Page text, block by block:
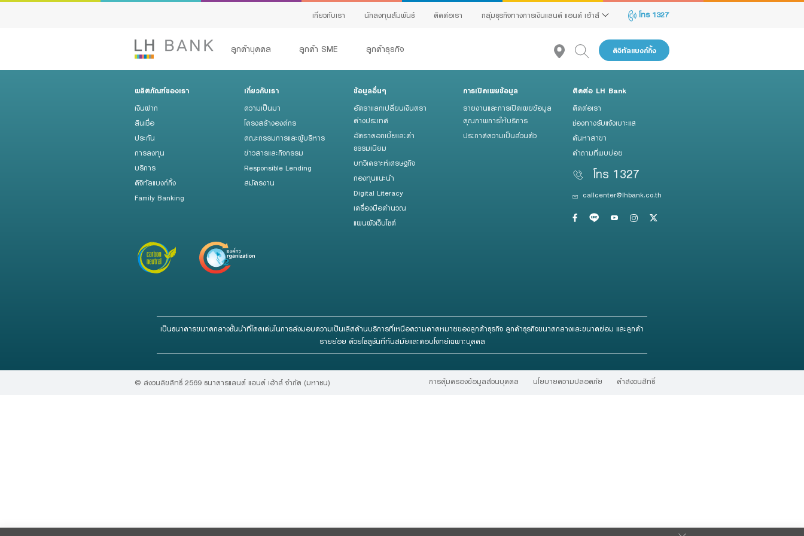
เกี่ยวกับเรา นักลงทุนสัมพันธ์ ติดต่อเรา กลุ่มธุรกิจทางการเงินแลนด์ แอนด์ เฮ้าส์ โทร 1327
ลูกค้าบุคคล ลูกค้า SME ลูกค้าธุรกิจ ดิจิทัลแบงก์กิ้ง
เงินฝาก
สินเชื่อ
การลงทุน
Family Banking
Foreigners
สินเชื่อ
บัญชีเพื่อธุรกิจ
Advisory Service
สินเชื่อทั้งหมด
Product Program
สินเชื่อธุรกิจ
สินเชื่อและบริการการค้าระหว่างประเทศ
สินเชื่อแฟคเตอริ่ง
หนังสือค้ำประกัน
Green Transition Advisory Loan
Electronics & Electrical Appliances Loan
เครื่องคำนวณสินเชื่อ SME
ผลิตภัณฑ์ของเรา
เงินฝาก
สินเชื่อ
ประกัน
การลงทุน
บริการ
ดิจิทัลแบงก์กิ้ง
Family Banking
เกี่ยวกับเรา
ความเป็นมา
โครงสร้างองค์กร
คณะกรรมการและผู้บริหาร
ข่าวสารและกิจกรรม
Responsible Lending
สมัครงาน
ข้อมูลอื่นๆ
อัตราแลกเปลี่ยนเงินตรา
ต่างประเทศ
อัตราดอกเบี้ยและค่า
ธรรมเนียม
บทวิเคราะห์เศรษฐกิจ
กองทุนแนะนำ
Digital Literacy
เครื่องมือคำนวณ
แผนผังเว็บไซต์
การเปิดเผยข้อมูล
รายงานและการเปิดเผยข้อมูล
คุณภาพการให้บริการ
ประกาศความเป็นส่วนตัว
ติดต่อ LH Bank
ติดต่อเรา
ช่องทางรับแจ้งเบาะแส
ค้นหาสาขา
คำถามที่พบบ่อย
โทร 1327
callcenter@lhbank.co.th
เป็นธนาคารขนาดกลางชั้นนำที่โดดเด่นในการส่งมอบความเป็นเลิศด้านบริการที่เหนือความคาดหมายของลูกค้าธุรกิจ ลูกค้าธุรกิจขนาดกลางและขนาดย่อม และลูกค้า
รายย่อย ด้วยโซลูชันที่ทันสมัยและตอบโจทย์เฉพาะบุคคล
© สงวนลิขสิทธิ์ 2569 ธนาคารแลนด์ แอนด์ เฮ้าส์ จํากัด (มหาชน) การคุ้มครองข้อมูลส่วนบุคคล นโยบายความปลอดภัย คําสงวนสิทธิ์